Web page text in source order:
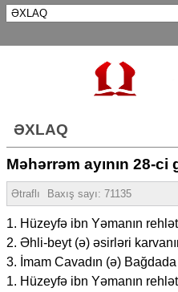
ƏXLAQ
Məhərrəm ayının 28-ci
Ətraflı Baxış sayı: 71135
1. Hüzeyfə ibn Yəmanın
2. Əhli-beyt (ə) əsirləri
3. İmam Cavadın (ə)
1. Hüzeyfə ibn Yəmanın